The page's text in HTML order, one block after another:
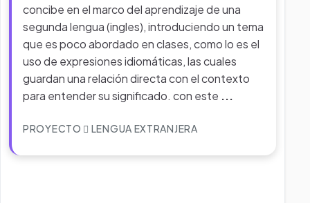
concibe en el marco del aprendizaje de una
segunda lengua (ingles), introduciendo un tema
que es poco abordado en clases, como lo es el
uso de expresiones idiomáticas, las cuales
guardan una relación directa con el contexto
para entender su significado. con este ...
PROYECTO LENGUA EXTRANJERA